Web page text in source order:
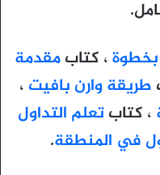
، كتابمقدمة
طريقة وارن بافيت ،
، كتابتعلم التداول
في المنطقة.